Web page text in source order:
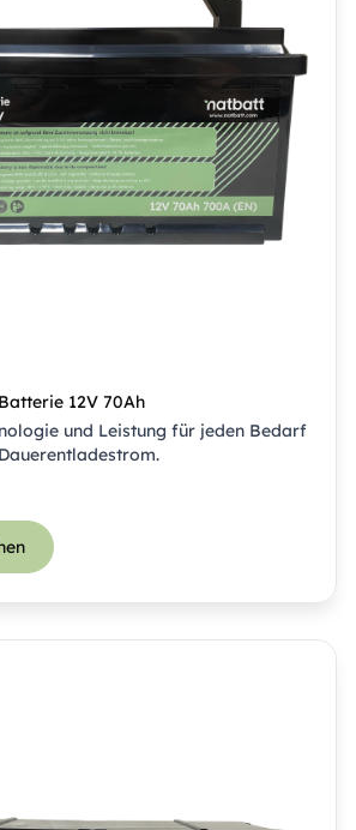
12V 70Ah
und Leistung für jeden Bedarf